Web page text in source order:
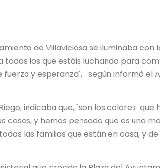
de Villaviciosa se iluminaba con
los que estáis luchando para
y esperanza", según informó el
indicaba que, "son los colores
casas, y hemos pensado que es una
las familias que están en casa, y